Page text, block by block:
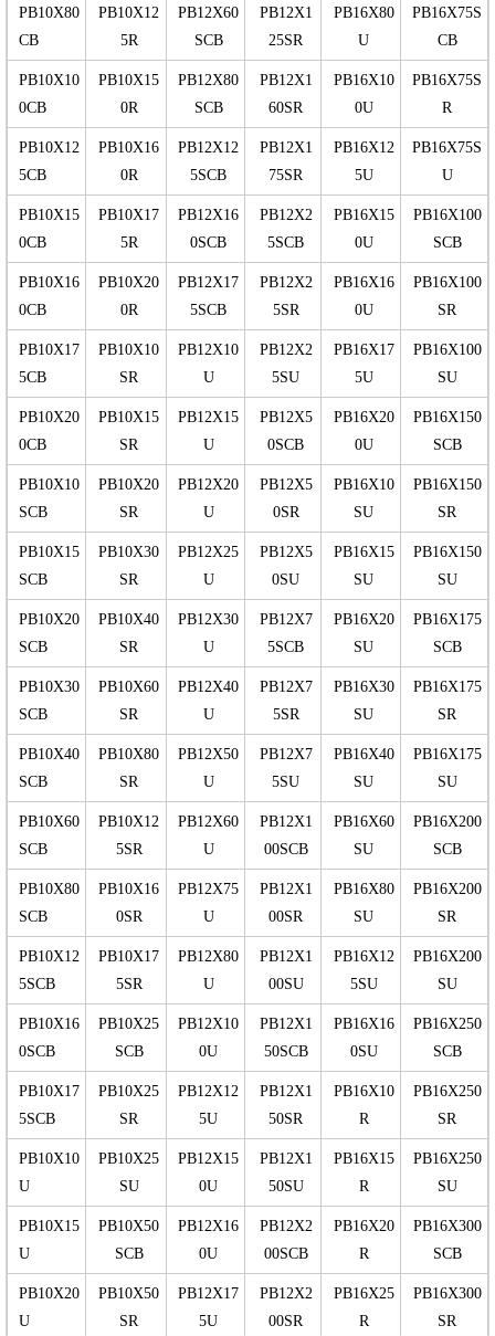
PB10X80
CB
PB10X12
5R
PB12X60
SCB
PB12X1
25SR
PB16X80
U
PB16X75S
CB
PB10X10
0CB
PB10X15
0R
PB12X80
SCB
PB12X1
60SR
PB16X10
0U
PB16X75S
R
PB10X12
5CB
PB10X16
0R
PB12X12
5SCB
PB12X1
75SR
PB16X12
5U
PB16X75S
U
PB10X15
0CB
PB10X17
5R
PB12X16
0SCB
PB12X2
5SCB
PB16X15
0U
PB16X100
SCB
PB10X16
0CB
PB10X20
0R
PB12X17
5SCB
PB12X2
5SR
PB16X16
0U
PB16X100
SR
PB10X17
5CB
PB10X10
SR
PB12X10
U
PB12X2
5SU
PB16X17
5U
PB16X100
SU
PB10X20
0CB
PB10X15
SR
PB12X15
U
PB12X5
0SCB
PB16X20
0U
PB16X150
SCB
PB10X10
SCB
PB10X20
SR
PB12X20
U
PB12X5
0SR
PB16X10
SU
PB16X150
SR
PB10X15
SCB
PB10X30
SR
PB12X25
U
PB12X5
0SU
PB16X15
SU
PB16X150
SU
PB10X20
SCB
PB10X40
SR
PB12X30
U
PB12X7
5SCB
PB16X20
SU
PB16X175
SCB
PB10X30
SCB
PB10X60
SR
PB12X40
U
PB12X7
5SR
PB16X30
SU
PB16X175
SR
PB10X40
SCB
PB10X80
SR
PB12X50
U
PB12X7
5SU
PB16X40
SU
PB16X175
SU
PB10X60
SCB
PB10X12
5SR
PB12X60
U
PB12X1
00SCB
PB16X60
SU
PB16X200
SCB
PB10X80
SCB
PB10X16
0SR
PB12X75
U
PB12X1
00SR
PB16X80
SU
PB16X200
SR
PB10X12
5SCB
PB10X17
5SR
PB12X80
U
PB12X1
00SU
PB16X12
5SU
PB16X200
SU
PB10X16
0SCB
PB10X25
SCB
PB12X10
0U
PB12X1
50SCB
PB16X16
0SU
PB16X250
SCB
PB10X17
5SCB
PB10X25
SR
PB12X12
5U
PB12X1
50SR
PB16X10
R
PB16X250
SR
PB10X10
U
PB10X25
SU
PB12X15
0U
PB12X1
50SU
PB16X15
R
PB16X250
SU
PB10X15
U
PB10X50
SCB
PB12X16
0U
PB12X2
00SCB
PB16X20
R
PB16X300
SCB
PB10X20
U
PB10X50
SR
PB12X17
5U
PB12X2
00SR
PB16X25
R
PB16X300
SR